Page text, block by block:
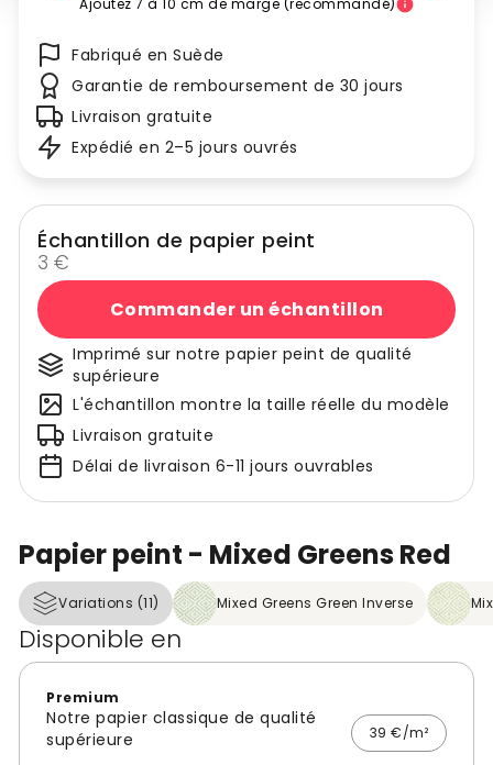
Papier peint - Mixed Greens Red
Variations (11) Mixed Greens Green Inverse
Disponible en
Premium
Notre papier classique de qualité
supérieure
39 €/m²
Ajoutez 7 à 10 cm de marge (recommandé)
Fabriqué en Suède
Garantie de remboursement de 30 jours
Livraison gratuite
Expédié en 2–5 jours ouvrés
Échantillon de papier peint
3 €
Commander un échantillon
Imprimé sur notre papier peint de qualité
supérieure
L'échantillon montre la taille réelle du modèle
Livraison gratuite
Délai de livraison 6-11 jours ouvrables